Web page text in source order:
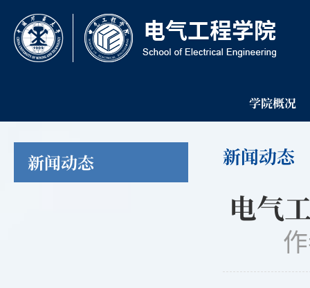
学院概况
新闻动态 新闻动态
电气